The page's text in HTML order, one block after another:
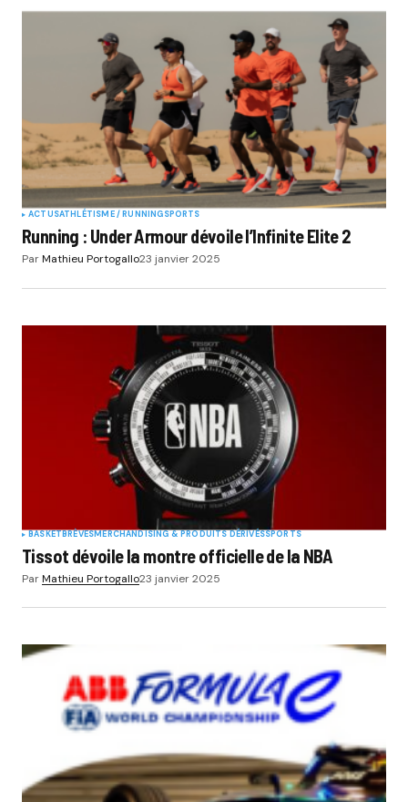
ACTUSATHLÉTISME / RUNNINGSPORTS
Running : Under Armour dévoile l’Infinite Elite 2
ParMathieu Portogallo23 janvier 2025
BASKETBRÈVESMERCHANDISING & PRODUITS DÉRIVÉSSPORTS
Tissot dévoile la montre officielle de la NBA
ParMathieu Portogallo23 janvier 2025